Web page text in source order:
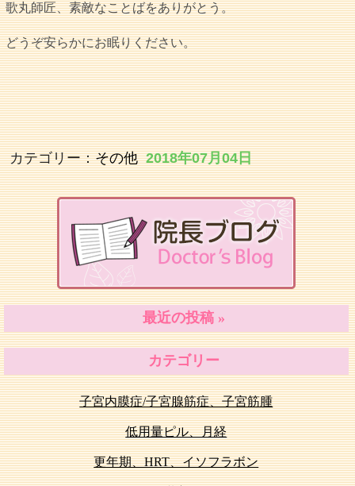
歌丸師匠、素敵なことばをありがとう。
どうぞ安らかにお眠りください。
カテゴリー：その他 2018年07月04日
最近の投稿 »
カテゴリー
子宮内膜症/子宮腺筋症、子宮筋腫
低用量ピル、月経
更年期、HRT、イソフラボン